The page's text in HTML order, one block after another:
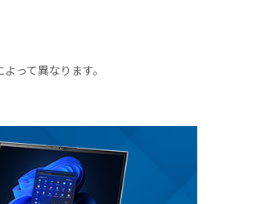
って異なります。